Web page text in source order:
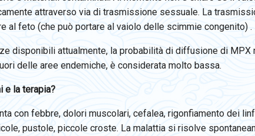
attraverso via di trasmissione sessuale. La
al feto (che può portare al vaiolo delle scimmie congenito) .
disponibili attualmente, la probabilità di diffusione di MPX
delle aree endemiche, è considerata molto bassa.
e la terapia?
con febbre, dolori muscolari, cefalea, rigonfiamento dei
pustole, piccole croste. La malattia si risolve